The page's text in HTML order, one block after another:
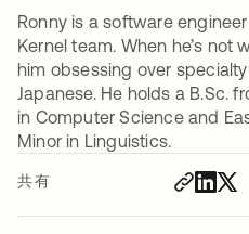
共有
Ronny is a software
Kernel team. When he’s not
him obsessing over
Japanese. He holds a B.Sc.
in Computer Science and
Minor in Linguistics.